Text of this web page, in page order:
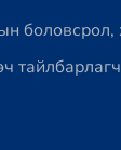
боловсрол,